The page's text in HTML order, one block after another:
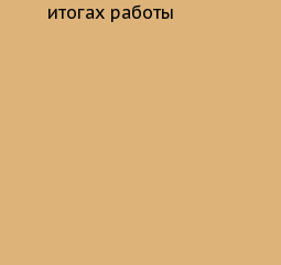
итогах работы